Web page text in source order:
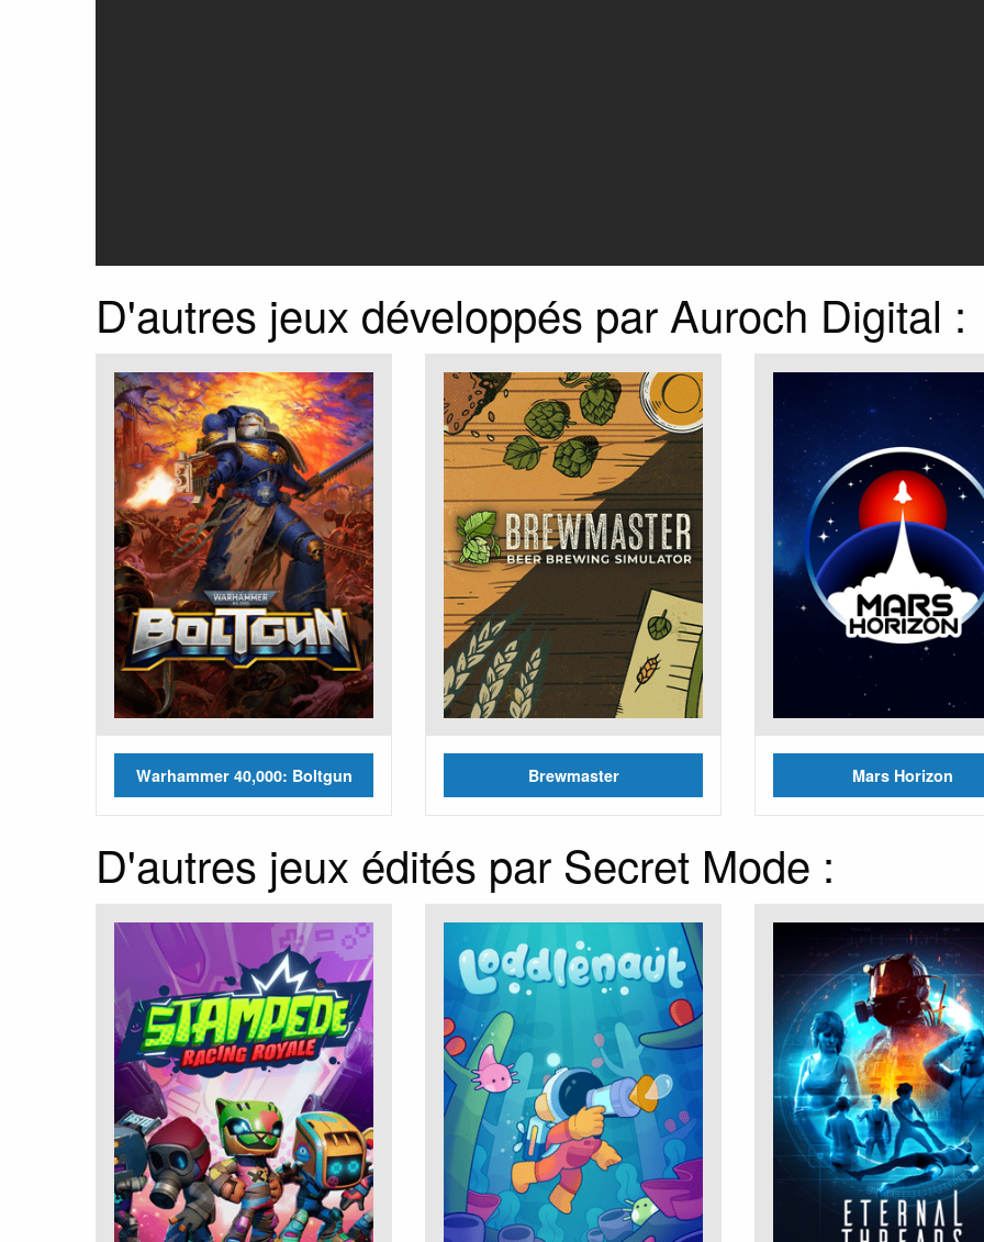
D'autres jeux développés par Auroch Digital :
Warhammer 40,000: Boltgun Brewmaster Mars Horizon
D'autres jeux édités par Secret Mode :